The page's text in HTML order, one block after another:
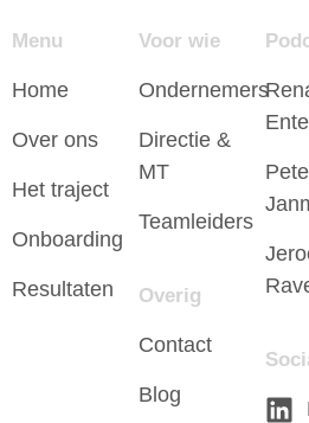
Menu
Home
Over ons
Het traject
Onboarding
Resultaten
Voor wie
Ondernemers
Directie &
MT
Teamleiders
Overig
Contact
Blog